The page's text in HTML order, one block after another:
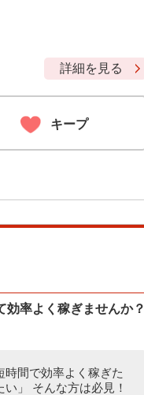
詳細を見る
キープ
効率よく稼ぎませんか？
時間で効率よく稼ぎた
」 そんな方は必見！